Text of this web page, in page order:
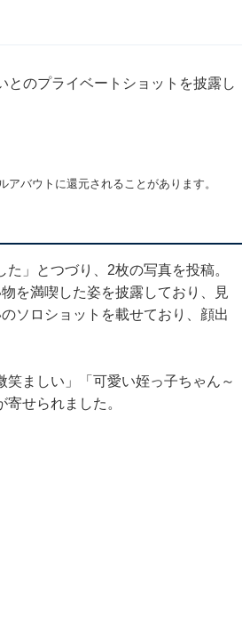
とのプライベートショットを披露し
バウトに還元されることがあります。
」とつづり、2枚の写真を投稿。
を満喫した姿を披露しており、見
ソロショットを載せており、顔出
ましい」「可愛い姪っ子ちゃん～
せられました。